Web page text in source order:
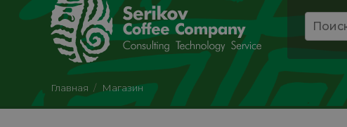
Главная / Магазин